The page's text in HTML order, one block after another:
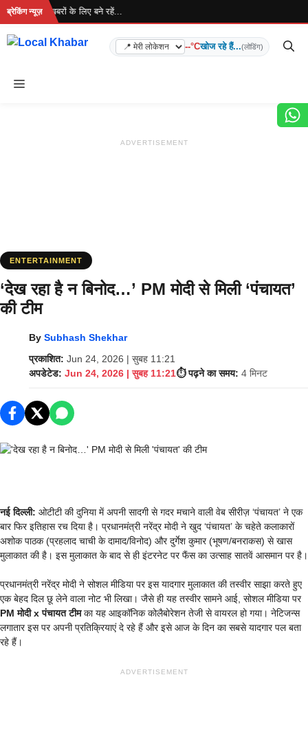
Skip
content
ब्रेकिंग न्यूज़
है... ताज़ा खबरों के लिए बने रहें...
--°Cखोज रहे हैं...(लोडिंग)
Menu
ADVERTISEMENT
ENTERTAINMENT
‘देख रहा है न बिनोद…’ PM मोदी से मिली ‘पंचायत’
की टीम
By Subhash Shekhar
प्रकाशित: Jun 24, 2026 | सुबह 11:21
अपडेटेड: Jun 24, 2026 | सुबह 11:21⏱️ पढ़ने का समय: 4 मिनट
नई दिल्ली: ओटीटी की दुनिया में अपनी सादगी से गदर मचाने वाली वेब सीरीज़ ‘पंचायत’ ने एक
बार फिर इतिहास रच दिया है। प्रधानमंत्री नरेंद्र मोदी ने खुद ‘पंचायत’ के चहेते कलाकारों
अशोक पाठक (प्रहलाद चाची के दामाद/विनोद) और दुर्गेश कुमार (भूषण/बनराकस) से खास
मुलाकात की है। इस मुलाकात के बाद से ही इंटरनेट पर फैंस का उत्साह सातवें आसमान पर है।
प्रधानमंत्री नरेंद्र मोदी ने सोशल मीडिया पर इस यादगार मुलाकात की तस्वीर साझा करते हुए
एक बेहद दिल छू लेने वाला नोट भी लिखा। जैसे ही यह तस्वीर सामने आई, सोशल मीडिया पर
PM मोदी x पंचायत टीमका यह आइकॉनिक कोलैबोरेशन तेजी से वायरल हो गया। नेटिजन्स
लगातार इस पर अपनी प्रतिक्रियाएं दे रहे हैं और इसे आज के दिन का सबसे यादगार पल बता
रहे हैं।
ADVERTISEMENT